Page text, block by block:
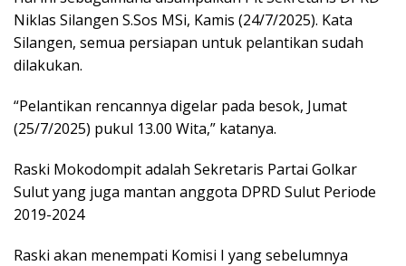
Niklas Silangen S.Sos MSi, Kamis (24/7/2025). Kata
Silangen, semua persiapan untuk pelantikan sudah
dilakukan.
“Pelantikan rencannya digelar pada besok, Jumat
(25/7/2025) pukul 13.00 Wita,” katanya.
Raski Mokodompit adalah Sekretaris Partai Golkar
Sulut yang juga mantan anggota DPRD Sulut Periode
2019-2024
Raski akan menempati Komisi I yang sebelumnya